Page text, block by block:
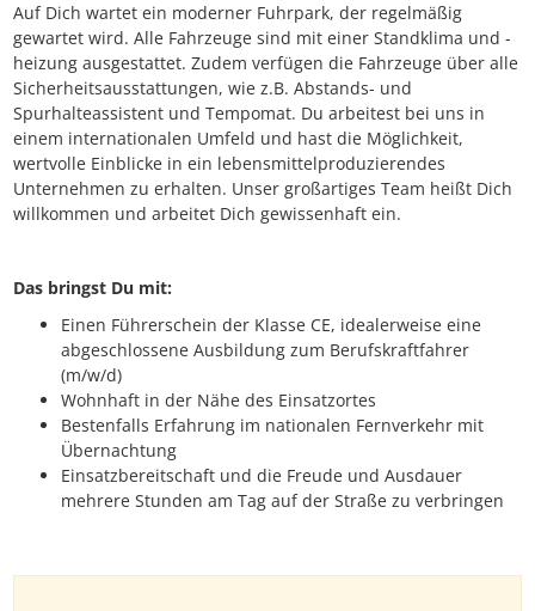
Auf Dich wartet ein moderner Fuhrpark, der regelmäßig
gewartet wird. Alle Fahrzeuge sind mit einer Standklima und -
heizung ausgestattet. Zudem verfügen die Fahrzeuge über alle
Sicherheitsausstattungen, wie z.B. Abstands- und
Spurhalteassistent und Tempomat. Du arbeitest bei uns in
einem internationalen Umfeld und hast die Möglichkeit,
wertvolle Einblicke in ein lebensmittelproduzierendes
Unternehmen zu erhalten. Unser großartiges Team heißt Dich
willkommen und arbeitet Dich gewissenhaft ein.
Das bringst Du mit:
Einen Führerschein der Klasse CE, idealerweise eine
abgeschlossene Ausbildung zum Berufskraftfahrer
(m/w/d)
Wohnhaft in der Nähe des Einsatzortes
Bestenfalls Erfahrung im nationalen Fernverkehr mit
Übernachtung
Einsatzbereitschaft und die Freude und Ausdauer
mehrere Stunden am Tag auf der Straße zu verbringen